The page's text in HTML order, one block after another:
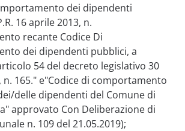
dei dipendenti
16 aprile 2013, n.
recante Codice Di
dei dipendenti pubblici, a
54 del decreto legislativo 30
n. 165." e"Codice di comportamento
delle dipendenti del Comune di
approvato Con Deliberazione di
n. 109 del 21.05.2019);